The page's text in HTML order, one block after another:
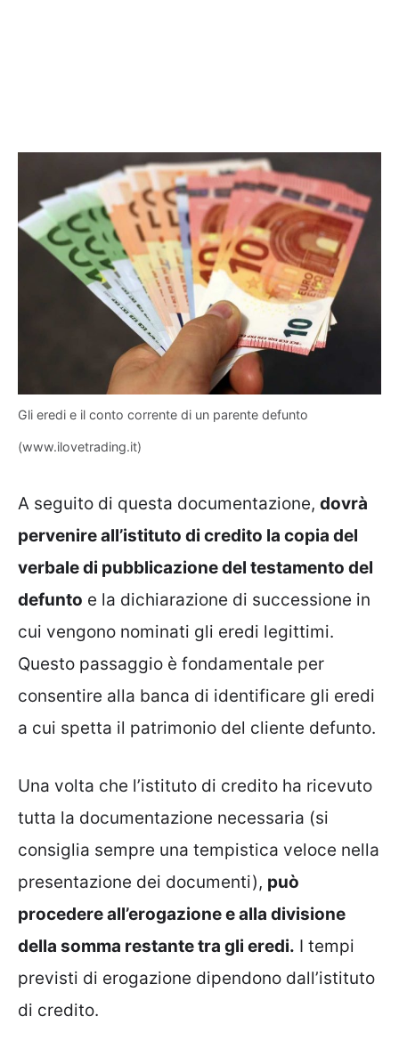
Gli eredi e il conto corrente di un parente defunto
(www.ilovetrading.it)
A seguito di questa documentazione, dovrà
pervenire all’istituto di credito la copia del
verbale di pubblicazione del testamento del
defunto e la dichiarazione di successione in
cui vengono nominati gli eredi legittimi.
Questo passaggio è fondamentale per
consentire alla banca di identificare gli eredi
a cui spetta il patrimonio del cliente defunto.
Una volta che l’istituto di credito ha ricevuto
tutta la documentazione necessaria (si
consiglia sempre una tempistica veloce nella
presentazione dei documenti), può
procedere all’erogazione e alla divisione
della somma restante tra gli eredi. I tempi
previsti di erogazione dipendono dall’istituto
di credito.